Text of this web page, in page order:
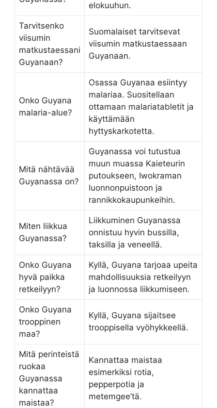
elokuuhun.
Tarvitsenko
viisumin
matkustaessani
Guyanaan?
Suomalaiset tarvitsevat
viisumin matkustaessaan
Guyanaan.
Onko Guyana
malaria-alue?
Osassa Guyanaa esiintyy
malariaa. Suositellaan
ottamaan malariatabletit ja
käyttämään
hyttyskarkotetta.
Mitä nähtävää
Guyanassa on?
Guyanassa voi tutustua
muun muassa Kaieteurin
putoukseen, Iwokraman
luonnonpuistoon ja
rannikkokaupunkeihin.
Miten liikkua
Guyanassa?
Liikkuminen Guyanassa
onnistuu hyvin bussilla,
taksilla ja veneellä.
Onko Guyana
hyvä paikka
retkeilyyn?
Kyllä, Guyana tarjoaa upeita
mahdollisuuksia retkeilyyn
ja luonnossa liikkumiseen.
Onko Guyana
trooppinen
maa?
Kyllä, Guyana sijaitsee
trooppisella vyöhykkeellä.
Mitä perinteistä
ruokaa
Guyanassa
kannattaa
maistaa?
Kannattaa maistaa
esimerkiksi rotia,
pepperpotia ja
metemgee’tä.